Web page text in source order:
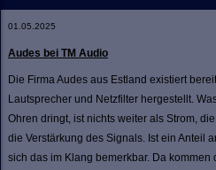
01.05.2025
Audes bei TM Audio
Die Firma Audes aus Estland existiert
Lautsprecher und Netzfilter hergestellt.
Ohren dringt, ist nichts weiter als Strom,
die Verstärkung des Signals. Ist ein Anteil
sich das im Klang bemerkbar. Da